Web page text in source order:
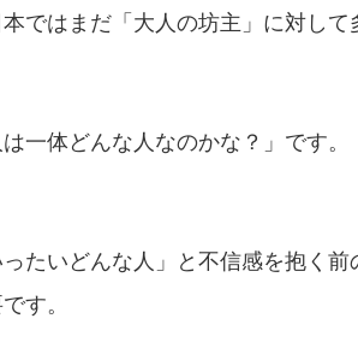
ではまだ「大人の坊主」に対して
一体どんな人なのかな？」です。
たいどんな人」と不信感を抱く前
す。